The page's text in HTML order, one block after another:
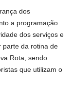
dos
a programação
dos serviços e
parte da rotina de
Rota, sendo
que utilizam o